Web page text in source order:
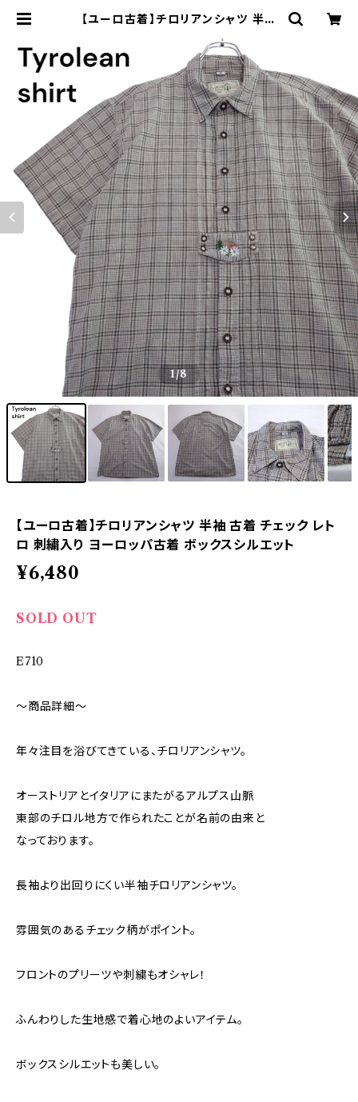
【ユーロ古着】チロリアンシャツ 半袖
ロッパ古着 ボックスシルエット | オン
ライン古着屋 9chord
1/8
【ユーロ古着】チロリアンシャツ 半袖 古着 チェック レト
ロ 刺繍入り ヨーロッパ古着 ボックスシルエット
¥6,480
SOLD OUT
E710
～商品詳細～
年々注目を浴びてきている、チロリアンシャツ。
オーストリアとイタリアにまたがるアルプス山脈
東部のチロル地方で作られたことが名前の由来と
なっております。
長袖より出回りにくい半袖チロリアンシャツ。
雰囲気のあるチェック柄がポイント。
フロントのプリーツや刺繍もオシャレ！
ふんわりした生地感で着心地のよいアイテム。
ボックスシルエットも美しい。